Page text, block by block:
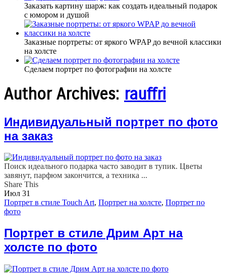
Заказать картину шарж: как создать идеальный подарок
с юмором и душой
Заказные портреты: от яркого WPAP до вечной классики
на холсте
Сделаем портрет по фотографии на холсте
Author Archives: rauffri
Индивидуальный портрет по фото
на заказ
Поиск идеального подарка часто заводит в тупик. Цветы
завянут, парфюм закончится, а техника ...
Share This
Июл 31
Портрет в стиле Touch Art, Портрет на холсте, Портрет по
фото
Портрет в стиле Дрим Арт на
холсте по фото